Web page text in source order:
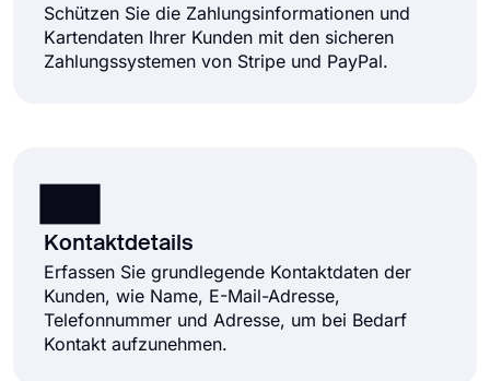
Schützen Sie die Zahlungsinformationen und
Kartendaten Ihrer Kunden mit den sicheren
Zahlungssystemen von Stripe und PayPal.
Kontaktdetails
Erfassen Sie grundlegende Kontaktdaten der
Kunden, wie Name, E-Mail-Adresse,
Telefonnummer und Adresse, um bei Bedarf
Kontakt aufzunehmen.